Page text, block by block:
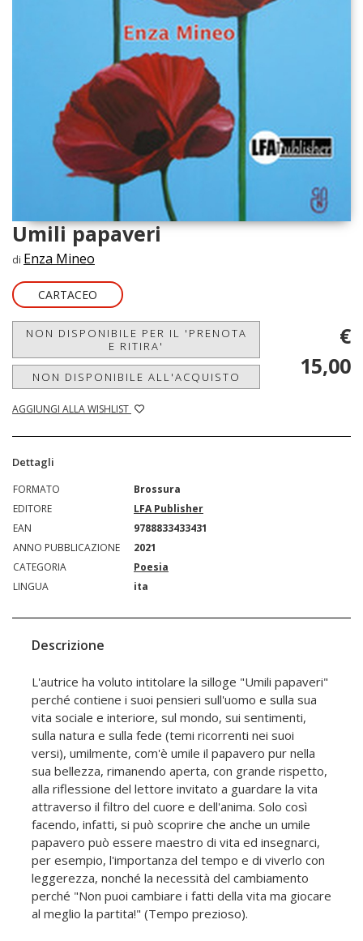
Umili papaveri
di Enza Mineo
CARTACEO
NON DISPONIBILE PER IL 'PRENOTA
E RITIRA'
NON DISPONIBILE ALL'ACQUISTO
AGGIUNGI ALLA WISHLIST
€
15,00
Dettagli
FORMATO
Brossura
EDITORE
LFA Publisher
EAN
9788833433431
ANNO PUBBLICAZIONE
2021
CATEGORIA
Poesia
LINGUA
ita
Descrizione
L'autrice ha voluto intitolare la silloge "Umili papaveri"
perché contiene i suoi pensieri sull'uomo e sulla sua
vita sociale e interiore, sul mondo, sui sentimenti,
sulla natura e sulla fede (temi ricorrenti nei suoi
versi), umilmente, com'è umile il papavero pur nella
sua bellezza, rimanendo aperta, con grande rispetto,
alla riflessione del lettore invitato a guardare la vita
attraverso il filtro del cuore e dell'anima. Solo così
facendo, infatti, si può scoprire che anche un umile
papavero può essere maestro di vita ed insegnarci,
per esempio, l'importanza del tempo e di viverlo con
leggerezza, nonché la necessità del cambiamento
perché "Non puoi cambiare i fatti della vita ma giocare
al meglio la partita!" (Tempo prezioso).